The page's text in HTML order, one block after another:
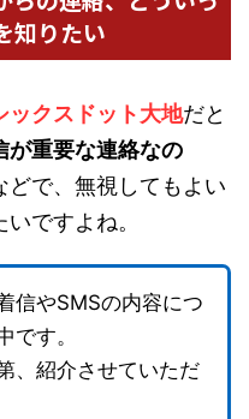
知りたい
ックスドット大地だと
が重要な連絡なの
どで、無視してもよい
ですよね。
信やSMSの内容につ
です。
、紹介させていただ